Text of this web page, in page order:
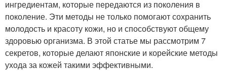
ингредиентам, которые передаются из поколения в
поколение. Эти методы не только помогают сохранить
молодость и красоту кожи, но и способствуют общему
здоровью организма. В этой статье мы рассмотрим 7
секретов, которые делают японские и корейские методы
ухода за кожей такими эффективными.